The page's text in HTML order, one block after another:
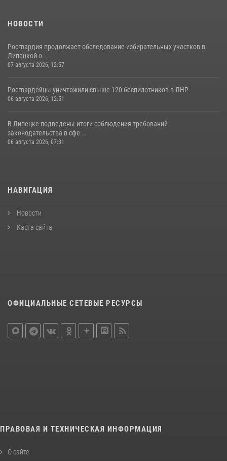
НОВОСТИ
Росгвардия продолжает обследование избирательных участков в
Липецкой о...
07 августа 2026, 12:57
Росгвардейцы уничтожили свыше 120 беспилотников в ЛНР
06 августа 2026, 12:51
В Липецке подведены итоги соблюдения требований
законодательства в сфе...
06 августа 2026, 07:31
НАВИГАЦИЯ
Новости
Карта сайта
ОФИЦИАЛЬНЫЕ СЕТЕВЫЕ РЕСУРСЫ
ПРАВОВАЯ И ТЕХНИЧЕСКАЯ ИНФОРМАЦИЯ
О сайте